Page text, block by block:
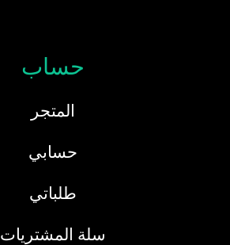
حساب
المتجر
حسابي
طلباتي
سلة المشتريات